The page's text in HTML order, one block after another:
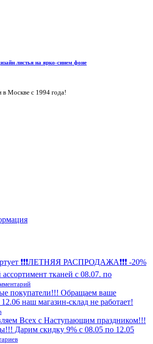
листья на ярко-синем фоне
Москве с 1994 года!
❗️❗️❗️ЛЕТНЯЯ РАСПРОДАЖА❗️❗️❗️ -20%
ассортимент тканей с 08.07. по
покупатели!!! Обращаем ваше
наш магазин-склад не работает!
Всех с Наступающим праздником!!!
Дарим скидку 9% с 08.05 по 12.05